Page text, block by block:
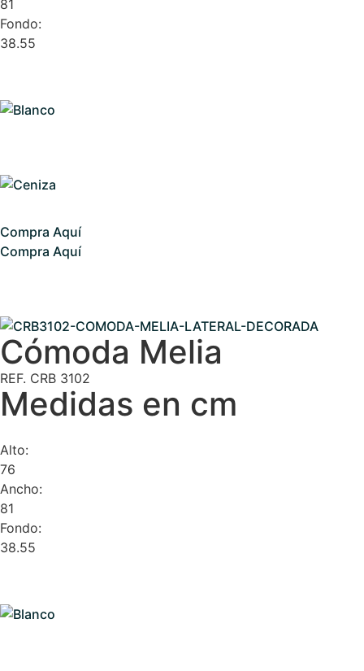
81
Fondo:
38.55
Compra Aquí
Compra Aquí
Cómoda Melia
REF. CRB 3102
Medidas en cm
Alto:
76
Ancho:
81
Fondo:
38.55